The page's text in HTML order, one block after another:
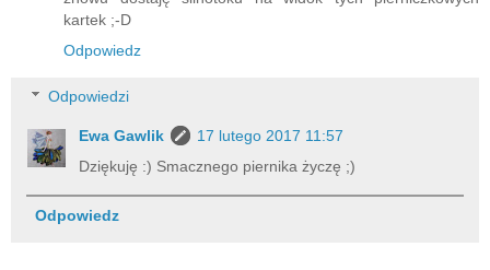
kartek ;-D
Odpowiedz
Odpowiedzi
Ewa Gawlik
17 lutego 2017 11:57
Dziękuję :) Smacznego piernika życzę ;)
Odpowiedz